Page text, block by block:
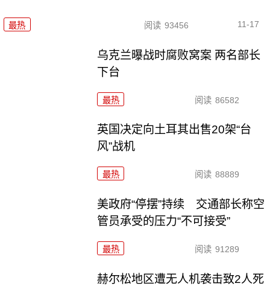
最热 阅读 93456 11-17
乌克兰曝战时腐败窝案 两名部长
下台
最热 阅读 86582
英国决定向土耳其出售20架“台
风”战机
最热 阅读 88889
美政府“停摆”持续 交通部长称空
管员承受的压力“不可接受”
最热 阅读 91289
赫尔松地区遭无人机袭击致2人死